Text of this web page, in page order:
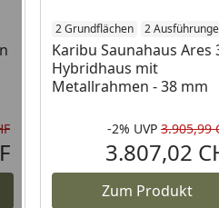
Ursprünglicher Preis
Aktueller Preis
2 Grundflächen 2
Karibu Saunahaus Ares
Hybridhaus mit
Metallrahmen - 38 mm
-2% UVP 3.905,99
3.807,02
Zum Produkt